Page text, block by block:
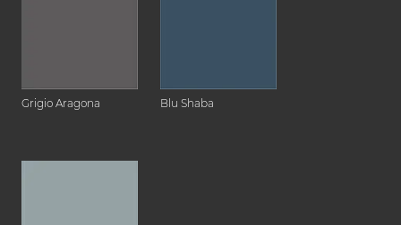
Grigio Aragona Blu Shaba